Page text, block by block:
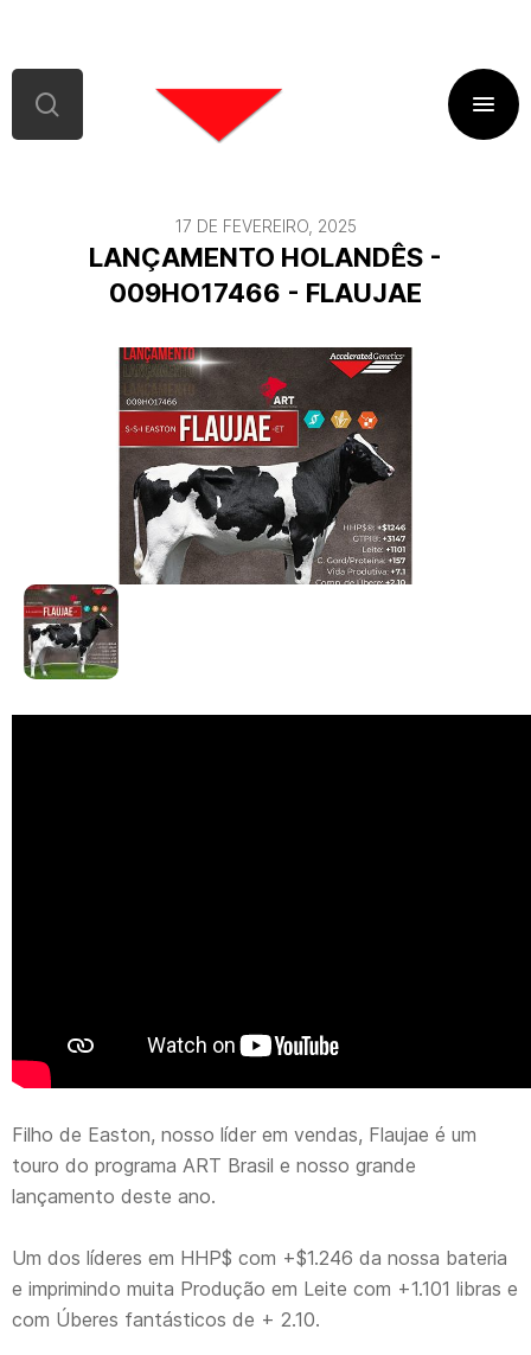
17 DE FEVEREIRO, 2025
LANÇAMENTO HOLANDÊS -
009HO17466 - FLAUJAE
Filho de Easton, nosso líder em vendas, Flaujae é um
touro do programa ART Brasil e nosso grande
lançamento deste ano.
Um dos líderes em HHP$ com +$1.246 da nossa bateria
e imprimindo muita Produção em Leite com +1.101 libras e
com Úberes fantásticos de + 2.10.